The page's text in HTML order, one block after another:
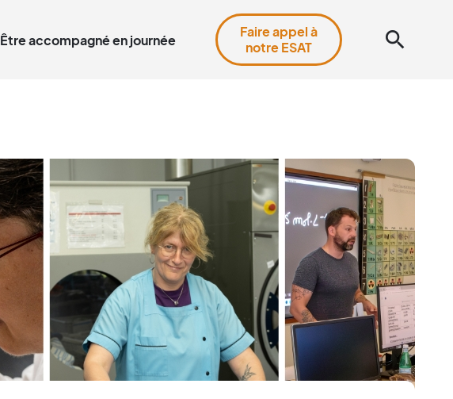
Être accompagné en journée
Faire appel à
notre ESAT
search